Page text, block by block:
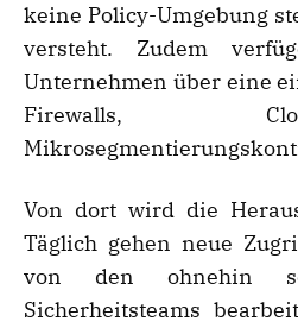
keine Policy-Umgebung
versteht. Zudem
Unternehmen über eine
Firewalls,
Von dort wird die
Täglich gehen neue
von den ohnehin
Sicherheitsteams